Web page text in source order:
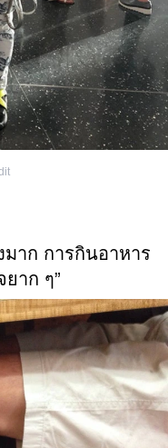
าก การกินอาหาร
าก ๆ”